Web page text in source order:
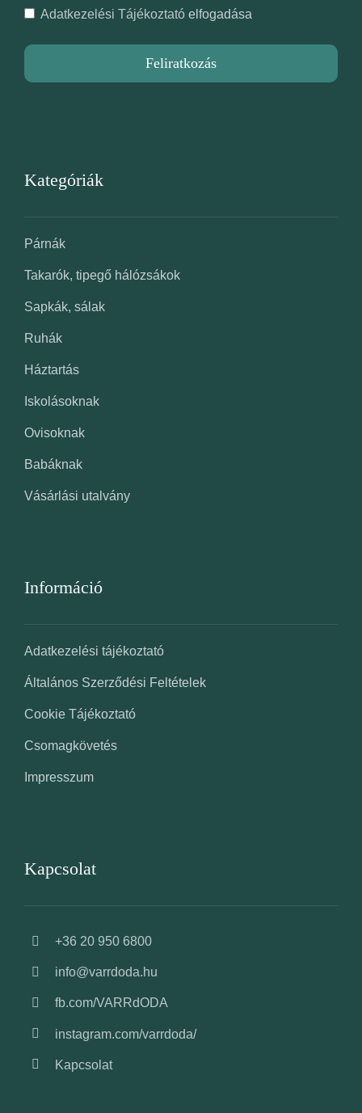
Adatkezelési Tájékoztatóelfogadása
Feliratkozás
Kategóriák
Párnák
Takarók, tipegő hálózsákok
Sapkák, sálak
Ruhák
Háztartás
Iskolásoknak
Ovisoknak
Babáknak
Vásárlási utalvány
Információ
Adatkezelési tájékoztató
Általános Szerződési Feltételek
Cookie Tájékoztató
Csomagkövetés
Impresszum
Kapcsolat
+36 20 950 6800
info@varrdoda.hu
fb.com/VARRdODA
instagram.com/varrdoda/
Kapcsolat